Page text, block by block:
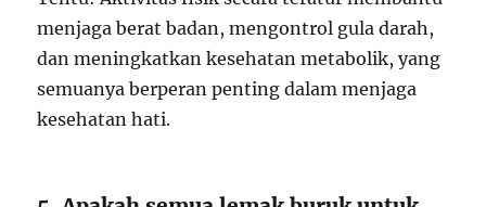
menjaga berat badan, mengontrol gula darah,
dan meningkatkan kesehatan metabolik, yang
semuanya berperan penting dalam menjaga
kesehatan hati.